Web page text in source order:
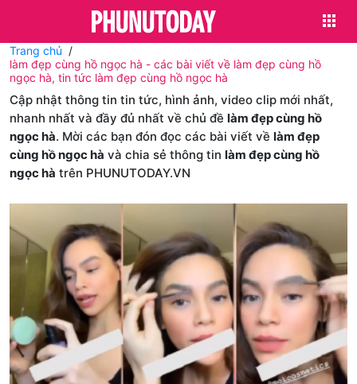
Trang chủ
làm đẹp cùng hồ ngọc hà - các bài viết về làm đẹp cùng hồ
ngọc hà, tin tức làm đẹp cùng hồ ngọc hà
Cập nhật thông tin tin tức, hình ảnh, video clip mới nhất,
nhanh nhất và đầy đủ nhất về chủ đề làm đẹp cùng hồ
ngọc hà. Mời các bạn đón đọc các bài viết về làm đẹp
cùng hồ ngọc hà và chia sẻ thông tin làm đẹp cùng hồ
ngọc hà trên PHUNUTODAY.VN